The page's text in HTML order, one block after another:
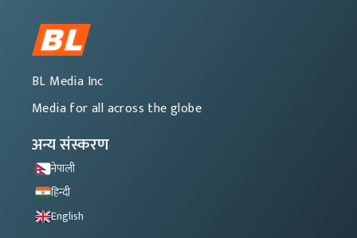
BL Media Inc
Media for all across the globe
अन्य संस्करण
नेपाली
हिन्दी
English